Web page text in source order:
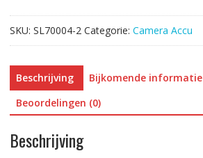
DC410,
DC420
aantal
SKU: SL70004-2 Categorie: Camera Accu
Beschrijving
Bijkomende informatie
Beoordelingen (0)
Beschrijving